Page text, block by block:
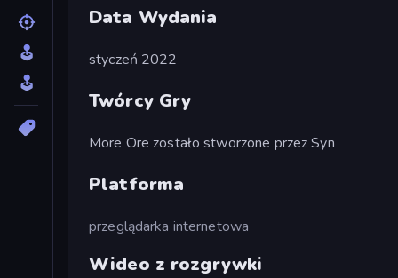
Data Wydania
styczeń 2022
Twórcy Gry
More Ore zostało stworzone przez Syn
Platforma
przeglądarka internetowa
Wideo z rozgrywki